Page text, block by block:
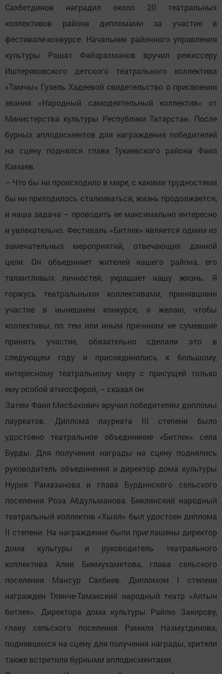
Сахбетдинов наградил около 20 театральных
коллективов района дипломами за участие в
фестивале-конкурсе. Начальник районного управления
культуры Рашат Файзрахманов вручил режиссеру
Иштеряковского детского театрального коллектива
«Тамчы» Гузель Хадеевой свидетельство о присвоении
звания «Народный самодеятельный коллектив» от
Министерства культуры Республики Татарстан. После
бурных аплодисментов для награждения победителей
на сцену поднялся глава Тукаевского района Фаил
Камаев.
– Что бы ни происходило в мире, с какими трудностями
бы ни приходилось сталкиваться, жизнь продолжается,
и наша задача – проводить ее максимально интересно
и увлекательно. Фестиваль «Битлек» является одним из
замечательных мероприятий, отвечающих данной
цели. Он объединяет жителей нашего района, его
талантливых личностей, украшает нашу жизнь. Я
горжусь театральными коллективами, принявшими
участие в нынешнем конкурсе, и желаю, чтобы
коллективы, по тем или иным причинам не сумевшие
принять участие, обязательно сделали это в
следующем году и присоединились к большому,
интересному театральному миру с присущей только
ему особой атмосферой, – сказал он.
Затем Фаил Мисбахович вручил победителям дипломы
лауреатов. Диплома лауреата III степени было
удостоено театральное объединение «Битлек» села
Бурды. Для получения награды на сцену поднялись
руководитель объединения и директор дома культуры
Нурия Рамазанова и глава Бурдинского сельского
поселения Роза Абдульманова. Биклянский народный
театральный коллектив «Хыял» был удостоен диплома
II степени. На награждение были приглашены директор
дома культуры и руководитель театрального
коллектива Алия Бикмухаметова, глава сельского
поселения Мансур Сахбиев. Дипломом I степени
награжден Тлянче-Тамакский народный театр «Алтын
битлек». Директора дома культуры Райлю Закирову,
главу сельского поселения Рамиля Назмутдинова,
поднявшихся на сцену для получения награды, зрители
также встретили бурными аплодисментами.